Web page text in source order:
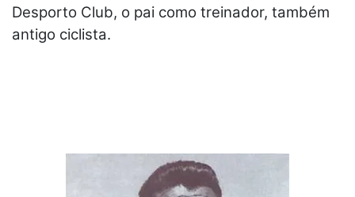
Desporto Club, o pai como treinador, também
antigo ciclista.